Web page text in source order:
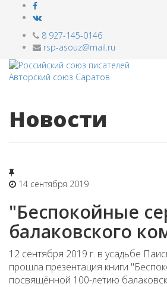
8 927-145-0146
rsp-asouz@mail.ru
Новости
14 сентября 2019
"Беспокойные
балаковского
12 сентября 2019 г. в усадьбе
прошла презентация книги
посвящённой 100-летию